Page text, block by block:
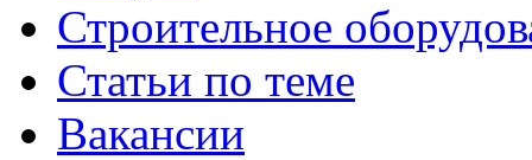
Строительное
Статьи по теме
Вакансии